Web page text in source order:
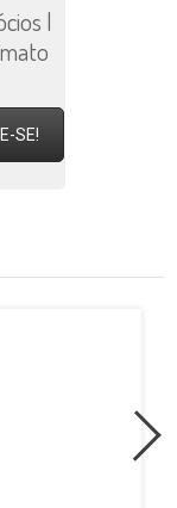
|
SE!